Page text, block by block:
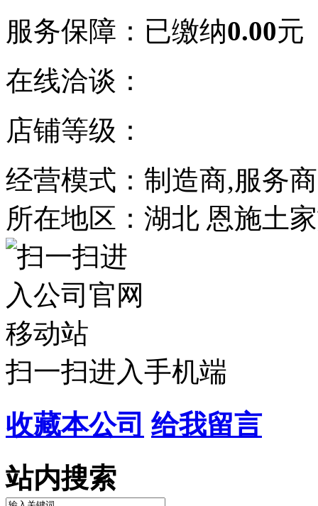
服务保障： 已缴纳0.00元
在线洽谈：
店铺等级：
经营模式：制造商,服务商
所在地区：湖北 恩施土
扫一扫进入手机端
收藏本公司 给我留言
站内搜索